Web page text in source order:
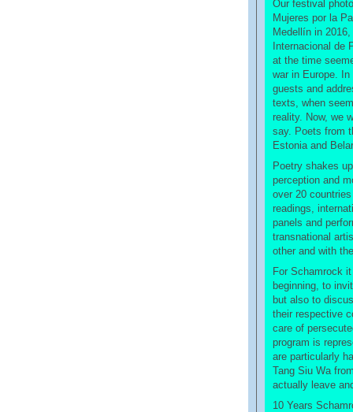
Our festival
Mujeres por la
Medellín in
Internacional de
at the time
war in Europe.
guests and
texts, when
reality. Now, we
say. Poets from
Estonia and
Poetry shakes
perception and
over 20
readings,
panels and
transnational
other and with
For Schamrock
beginning, to
but also to
their respective
care of
program is
are particularly
Tang Siu Wa
actually leave
10 Years